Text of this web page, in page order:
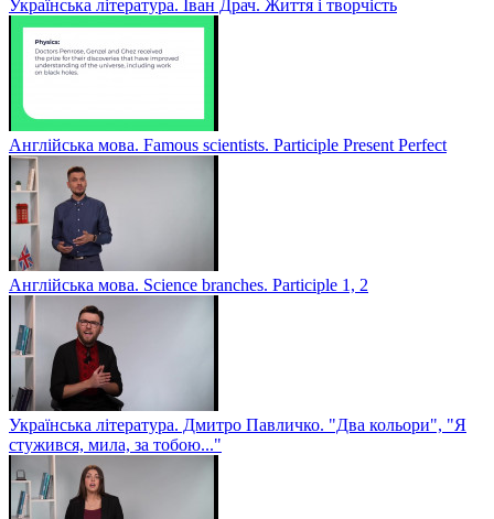
Українська література. Іван Драч. Життя і творчість
Англійська мова. Famous scientists. Participle Present Perfect
Англійська мова. Sсience branches. Participle 1, 2
Українська література. Дмитро Павличко. "Два кольори", "Я
стужився, мила, за тобою..."